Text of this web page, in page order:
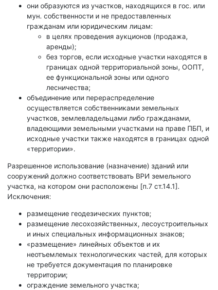
они образуются из участков, находящихся в гос. или
мун. собственности и не предоставленных
гражданам или юридическим лицам:
в целях проведения аукционов (продажа,
аренды);
без торгов, если исходные участки находятся в
границах одной территориальной зоны, ООПТ,
ее функциональной зоны или одного
лесничества;
объединение или перераспределение
осуществляется собственниками земельных
участков, землевладельцами либо гражданами,
владеющими земельными участками на праве ПБП, и
исходные участки также находятся в границах одной
«территории».
Разрешенное использование (назначение) зданий или
сооружений должно соответствовать ВРИ земельного
участка, на котором они расположены [п.7 ст.14.1].
Исключения:
размещение геодезических пунктов;
размещение лесохозяйственных, лесоустроительных
и иных специальных информационных знаков;
«размещение» линейных объектов и их
неотъемлемых технологических частей, для которых
не требуется документация по планировке
территории;
ограждение земельного участка;